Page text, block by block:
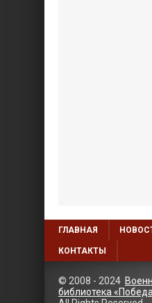
ГЛАВНАЯ
КОНТАКТЫ
© 2008 - 2024
библиотека